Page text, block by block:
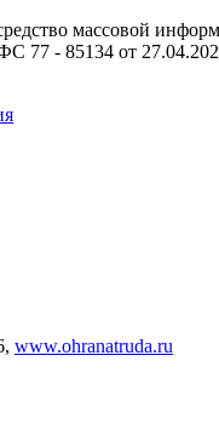
массовой
77 - 85134 от
www.ohranatruda.ru